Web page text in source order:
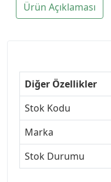
Ürün Açıklaması
Diğer Özellikler
Stok Kodu
Marka
Stok Durumu